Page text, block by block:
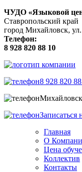
ЧУДО «Языковой
Ставропольский край
город Михайловск,
Телефон:
8 928 820 88 10
8 928 820
Записаться
Главная
О
Цена
Коллектив
Контакты